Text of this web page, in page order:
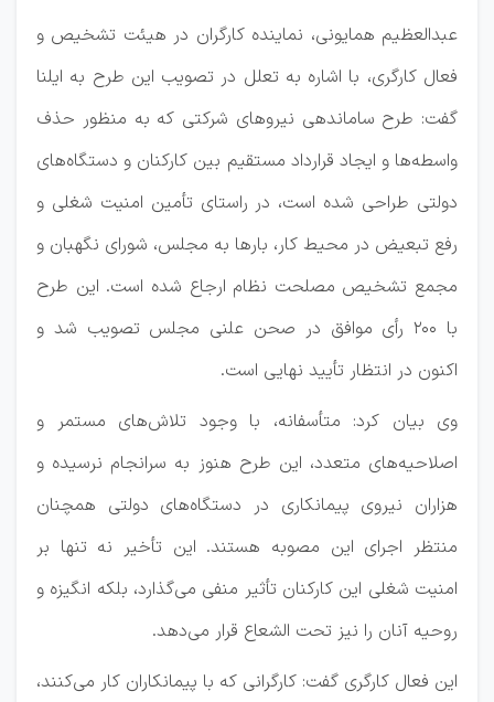
عبدالعظیم همایونی، نماینده کارگران در هیئت تشخیص و
فعال کارگری، با اشاره به تعلل در تصویب این طرح به ایلنا
گفت: طرح ساماندهی نیروهای شرکتی که به منظور حذف
واسطه‌ها و ایجاد قرارداد مستقیم بین کارکنان و دستگاه‌های
دولتی طراحی شده است، در راستای تأمین امنیت شغلی و
رفع تبعیض در محیط کار، بارها به مجلس، شورای نگهبان و
مجمع تشخیص مصلحت نظام ارجاع شده است. این طرح
با ۲۰۰ رأی موافق در صحن علنی مجلس تصویب شد و
اکنون در انتظار تأیید نهایی است.
وی بیان کرد: متأسفانه، با وجود تلاش‌های مستمر و
اصلاحیه‌های متعدد، این طرح هنوز به سرانجام نرسیده و
هزاران نیروی پیمانکاری در دستگاه‌های دولتی همچنان
منتظر اجرای این مصوبه هستند. این تأخیر نه تنها بر
امنیت شغلی این کارکنان تأثیر منفی می‌گذارد، بلکه انگیزه و
روحیه آنان را نیز تحت الشعاع قرار می‌دهد.
این فعال کارگری گفت: کارگرانی که با پیمانکاران کار می‌کنند،